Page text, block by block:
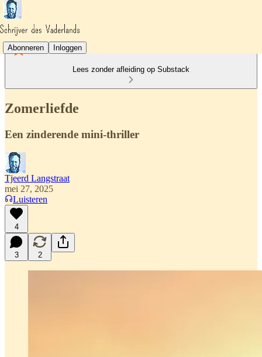
Abonneren Inloggen
Lees zonder afleiding op Substack
Zomerliefde
Een zinderende mini-thriller
Tjeerd Langstraat
mei 27, 2025
Luisteren
4
3 2